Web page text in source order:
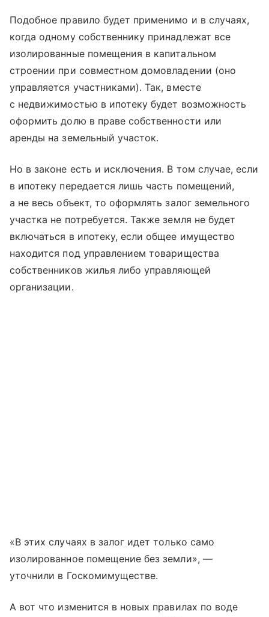
Подобное правило будет применимо и в случаях,
когда одному собственнику принадлежат все
изолированные помещения в капитальном
строении при совместном домовладении (оно
управляется участниками). Так, вместе
с недвижимостью в ипотеку будет возможность
оформить долю в праве собственности или
аренды на земельный участок.
Но в законе есть и исключения. В том случае, если
в ипотеку передается лишь часть помещений,
а не весь объект, то оформлять залог земельного
участка не потребуется. Также земля не будет
включаться в ипотеку, если общее имущество
находится под управлением товарищества
собственников жилья либо управляющей
организации.
«В этих случаях в залог идет только само
изолированное помещение без земли», —
уточнили в Госкомимуществе.
А вот что изменится в новых правилах по воде